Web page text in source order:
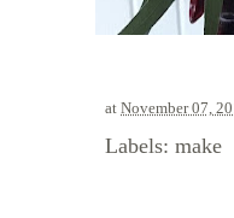
at November 07,
Labels: make